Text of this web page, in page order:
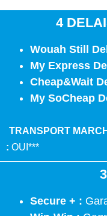
4
Wouah Still
My Express
Cheap&Wait
My SoCheap
TRANSPORT
: OUI***
Secure + :